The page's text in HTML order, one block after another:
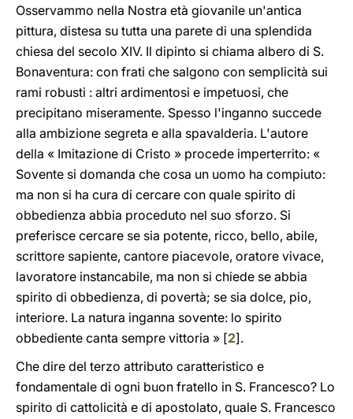
Osservammo nella Nostra età giovanile un'antica
pittura, distesa su tutta una parete di una splendida
chiesa del secolo XIV. Il dipinto si chiama albero di S.
Bonaventura: con frati che salgono con semplicità sui
rami robusti : altri ardimentosi e impetuosi, che
precipitano miseramente. Spesso l'inganno succede
alla ambizione segreta e alla spavalderia. L'autore
della « Imitazione di Cristo » procede imperterrito: «
Sovente si domanda che cosa un uomo ha compiuto:
ma non si ha cura di cercare con quale spirito di
obbedienza abbia proceduto nel suo sforzo. Si
preferisce cercare se sia potente, ricco, bello, abile,
scrittore sapiente, cantore piacevole, oratore vivace,
lavoratore instancabile, ma non si chiede se abbia
spirito di obbedienza, di povertà; se sia dolce, pio,
interiore. La natura inganna sovente: lo spirito
obbediente canta sempre vittoria » [2].
Che dire del terzo attributo caratteristico e
fondamentale di ogni buon fratello in S. Francesco? Lo
spirito di cattolicità e di apostolato, quale S. Francesco